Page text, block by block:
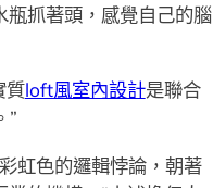
瓶抓著頭，感覺自己的腦
質loft風室內設計是聯合
”
虹色的邏輯悖論，朝著